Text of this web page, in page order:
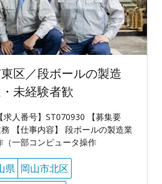
東区／段ボールの製造
・未経験者歓
求人番号】ST070930 【募集要
【仕事内容】 段ボールの製造業
一部コンピュータ操作
県 岡山市北区